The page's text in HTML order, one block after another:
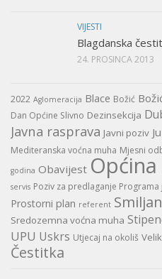
VIJESTI
Blagdanska
24. PROSINCA 2013
2022 Aglomeracija Blace Božić
Dan Općine Slivno Dezinsekcija
Javna rasprava Javni poziv
Mediteranska voćna muha Mjesni
godina Obavijest
servis Poziv za predlaganje
Prostorni plan referent
Sredozemna voćna muha
UPU Uskrs Utjecaj na okoliš
Čestitka